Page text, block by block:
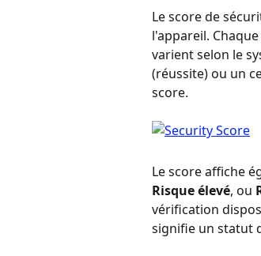
Le score de
l'appareil.
varient selon le
(réussite) ou un
score.
Le score affiche
Risque élevé, ou
vérification
signifie un statut